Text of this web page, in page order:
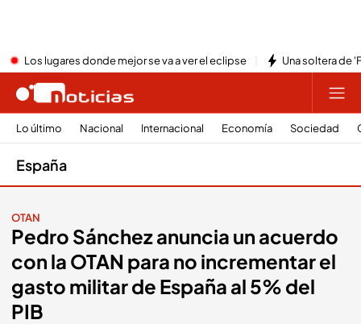
Los lugares donde mejor se va a ver el eclipse Una soltera de
Lo último Nacional Internacional Economía Sociedad
España
OTAN
Pedro Sánchez anuncia un acuerdo
con la OTAN para no incrementar el
gasto militar de España al 5% del
PIB